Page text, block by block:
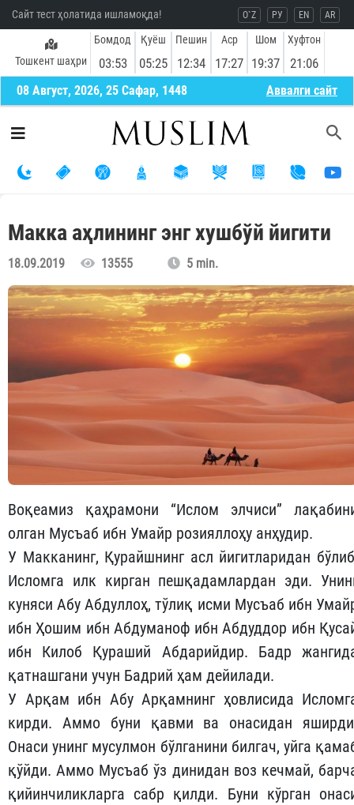
Сайт тест ҳолатида ишламоқда! O`Z РУ EN AR
Тошкент шаҳри
Бомдод
03:53
Қуёш
05:25
Пешин
12:34
Аср
17:27
Шом
19:37
Хуфтон
21:06
08 Август, 2026, 25 Сафар, 1448 Aввалги сайт
Макка аҳлининг энг хушбўй йигити
18.09.2019 13555 5 min.
Воқеамиз қаҳрамони “Ислом элчиси”
олган Мусъаб ибн Умайр розияллоҳу анҳудир.
У Макканинг, Қурайшнинг асл йигитларидан
Исломга илк кирган пешқадамлардан эди.
куняси Абу Абдуллоҳ, тўлиқ исми Мусъаб ибн
ибн Ҳошим ибн Абдуманоф ибн Абдуддор ибн
ибн Килоб Қураший Абдарийдир. Бадр
қатнашгани учун Бадрий ҳам дейилади.
У Арқам ибн Абу Арқамнинг ҳовлисида
кирди. Аммо буни қавми ва онасидан
Онаси унинг мусулмон бўлганини билгач, уйга
қўйди. Аммо Мусъаб ўз динидан воз кечмай,
қийинчиликларга сабр қилди. Буни кўрган